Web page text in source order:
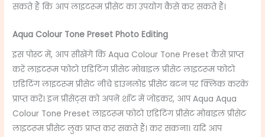
सकते हैं कि आप लाइटरूम प्रीसेट का उपयोग कैसे कर सकते हैं।
Aqua Colour Tone Preset Photo Editing
इस पोस्ट में, आप सीखेंगे कि Aqua Colour Tone Presetकैसे प्राप्त
करें लाइटरूम फोटो एडिटिंग प्रीसेट मोबाइल प्रीसेटलाइटरूम फोटो
एडिटिंग लाइटरूम प्रीसेट नीचे डाउनलोड प्रीसेट बटन पर क्लिक करके
प्राप्त करें। इन प्रीसेट्स को अपने शॉट में जोड़कर, आप Aqua Aqua
Colour Tone Presetलाइटरूम फोटो एडिटिंग प्रीसेट मोबाइल प्रीसेट
लाइटरूम प्रीसेट लुक प्राप्त कर सकते हैं। कर सकना। यदि आप